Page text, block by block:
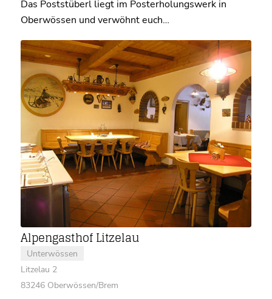
Das Poststüberl liegt im Posterholungswerk in
Oberwössen und verwöhnt euch…
Alpengasthof Litzelau
Unterwössen
Litzelau 2
83246 Oberwössen/Brem